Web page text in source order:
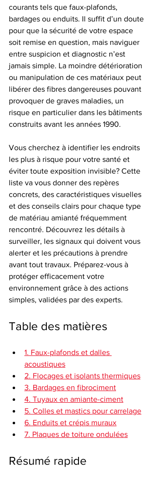
courants tels que faux-plafonds,
bardages ou enduits. Il suffit d’un doute
pour que la sécurité de votre espace
soit remise en question, mais naviguer
entre suspicion et diagnostic n’est
jamais simple. La moindre détérioration
ou manipulation de ces matériaux peut
libérer des fibres dangereuses pouvant
provoquer de graves maladies, un
risque en particulier dans les bâtiments
construits avant les années 1990.
Vous cherchez à identifier les endroits
les plus à risque pour votre santé et
éviter toute exposition invisible? Cette
liste va vous donner des repères
concrets, des caractéristiques visuelles
et des conseils clairs pour chaque type
de matériau amianté fréquemment
rencontré. Découvrez les détails à
surveiller, les signaux qui doivent vous
alerter et les précautions à prendre
avant tout travaux. Préparez-vous à
protéger efficacement votre
environnement grâce à des actions
simples, validées par des experts.
Table des matières
1. Faux-plafonds et dalles
acoustiques
2. Flocages et isolants thermiques
3. Bardages en fibrociment
4. Tuyaux en amiante-ciment
5. Colles et mastics pour carrelage
6. Enduits et crépis muraux
7. Plaques de toiture ondulées
Résumé rapide